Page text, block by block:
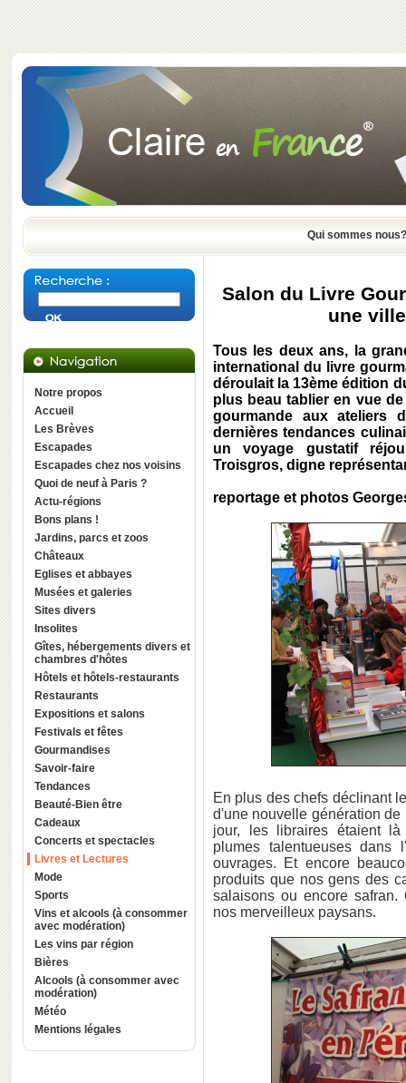
Qui sommes nous?
Notre propos
Accueil
Les Brèves
Escapades
Escapades chez nos voisins
Quoi de neuf à Paris ?
Actu-régions
Bons plans !
Jardins, parcs et zoos
Châteaux
Eglises et abbayes
Musées et galeries
Sites divers
Insolites
Gîtes, hébergements divers et
chambres d'hôtes
Hôtels et hôtels-restaurants
Restaurants
Expositions et salons
Festivals et fêtes
Gourmandises
Savoir-faire
Tendances
Beauté-Bien être
Cadeaux
Concerts et spectacles
Livres et Lectures
Mode
Sports
Vins et alcools (à consommer
avec modération)
Les vins par région
Bières
Alcools (à consommer avec
modération)
Météo
Mentions légales
Salon du Livre
une
Tous les deux ans, la
international du livre
déroulait la 13ème édition
plus beau tablier en vue
gourmande aux ateliers
dernières tendances
un voyage gustatif
Troisgros, digne
reportage et photos
En plus des chefs déclinant
d'une nouvelle génération
jour, les libraires étaient là
plumes talentueuses
ouvrages. Et encore
produits que nos gens des
salaisons ou encore
nos merveilleux paysans.